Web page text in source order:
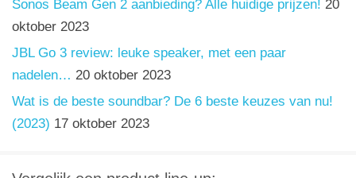
Sonos Beam Gen 2 aanbieding? Alle huidige prijzen! 20
oktober 2023
JBL Go 3 review: leuke speaker, met een paar
nadelen… 20 oktober 2023
Wat is de beste soundbar? De 6 beste keuzes van nu!
(2023) 17 oktober 2023